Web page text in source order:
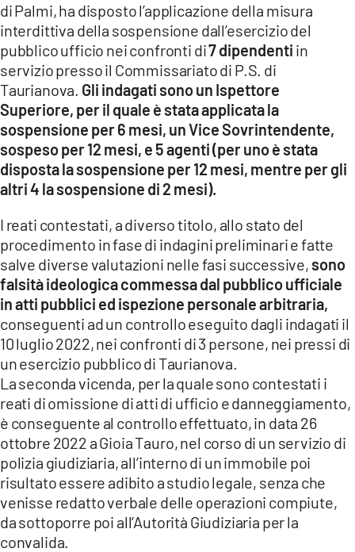
LACTV.IT
LACONAIR.IT
LACITYMAG.IT
ILREGGINO.IT
COSENZACHANNEL.IT
ILVIBONESE.IT
CATANZAROCHANNEL.IT
LACAPITALENEWS.IT
App
ANDROID
APPLE
di Palmi, ha disposto l’applicazione della misura
interdittiva della sospensione dall’esercizio del
pubblico ufficio nei confronti di7 dipendenti in
servizio presso il Commissariato di P.S. di
Taurianova. Gli indagati sono un Ispettore
Superiore, per il quale è stata applicata la
sospensione per 6 mesi, un Vice Sovrintendente,
sospeso per 12 mesi, e 5 agenti (per uno è stata
disposta la sospensione per 12 mesi, mentre per gli
altri 4 la sospensione di 2 mesi).
I reati contestati, a diverso titolo, allo stato del
procedimento in fase di indagini preliminari e fatte
salve diverse valutazioni nelle fasi successive, sono
falsità ideologica commessa dal pubblico ufficiale
in atti pubblici ed ispezione personale arbitraria,
conseguenti ad un controllo eseguito dagli indagati il
10 luglio 2022, nei confronti di 3 persone, nei pressi di
un esercizio pubblico di Taurianova.
La seconda vicenda, per la quale sono contestati i
reati di omissione di atti di ufficio e danneggiamento,
è conseguente al controllo effettuato, in data 26
ottobre 2022 a Gioia Tauro, nel corso di un servizio di
polizia giudiziaria, all’interno di un immobile poi
risultato essere adibito a studio legale, senza che
venisse redatto verbale delle operazioni compiute,
da sottoporre poi all’Autorità Giudiziaria per la
convalida.